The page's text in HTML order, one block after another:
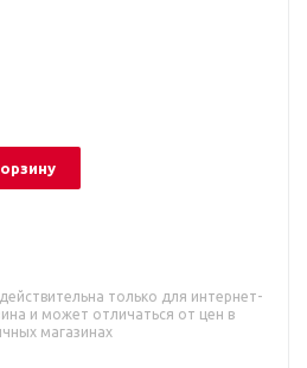
действительна только для интернет-
и может отличаться от цен в
магазинах